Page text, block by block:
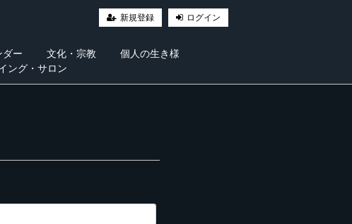
新規登録 ログイン
ダー 文化・宗教
個人の生き様
ング・サロン